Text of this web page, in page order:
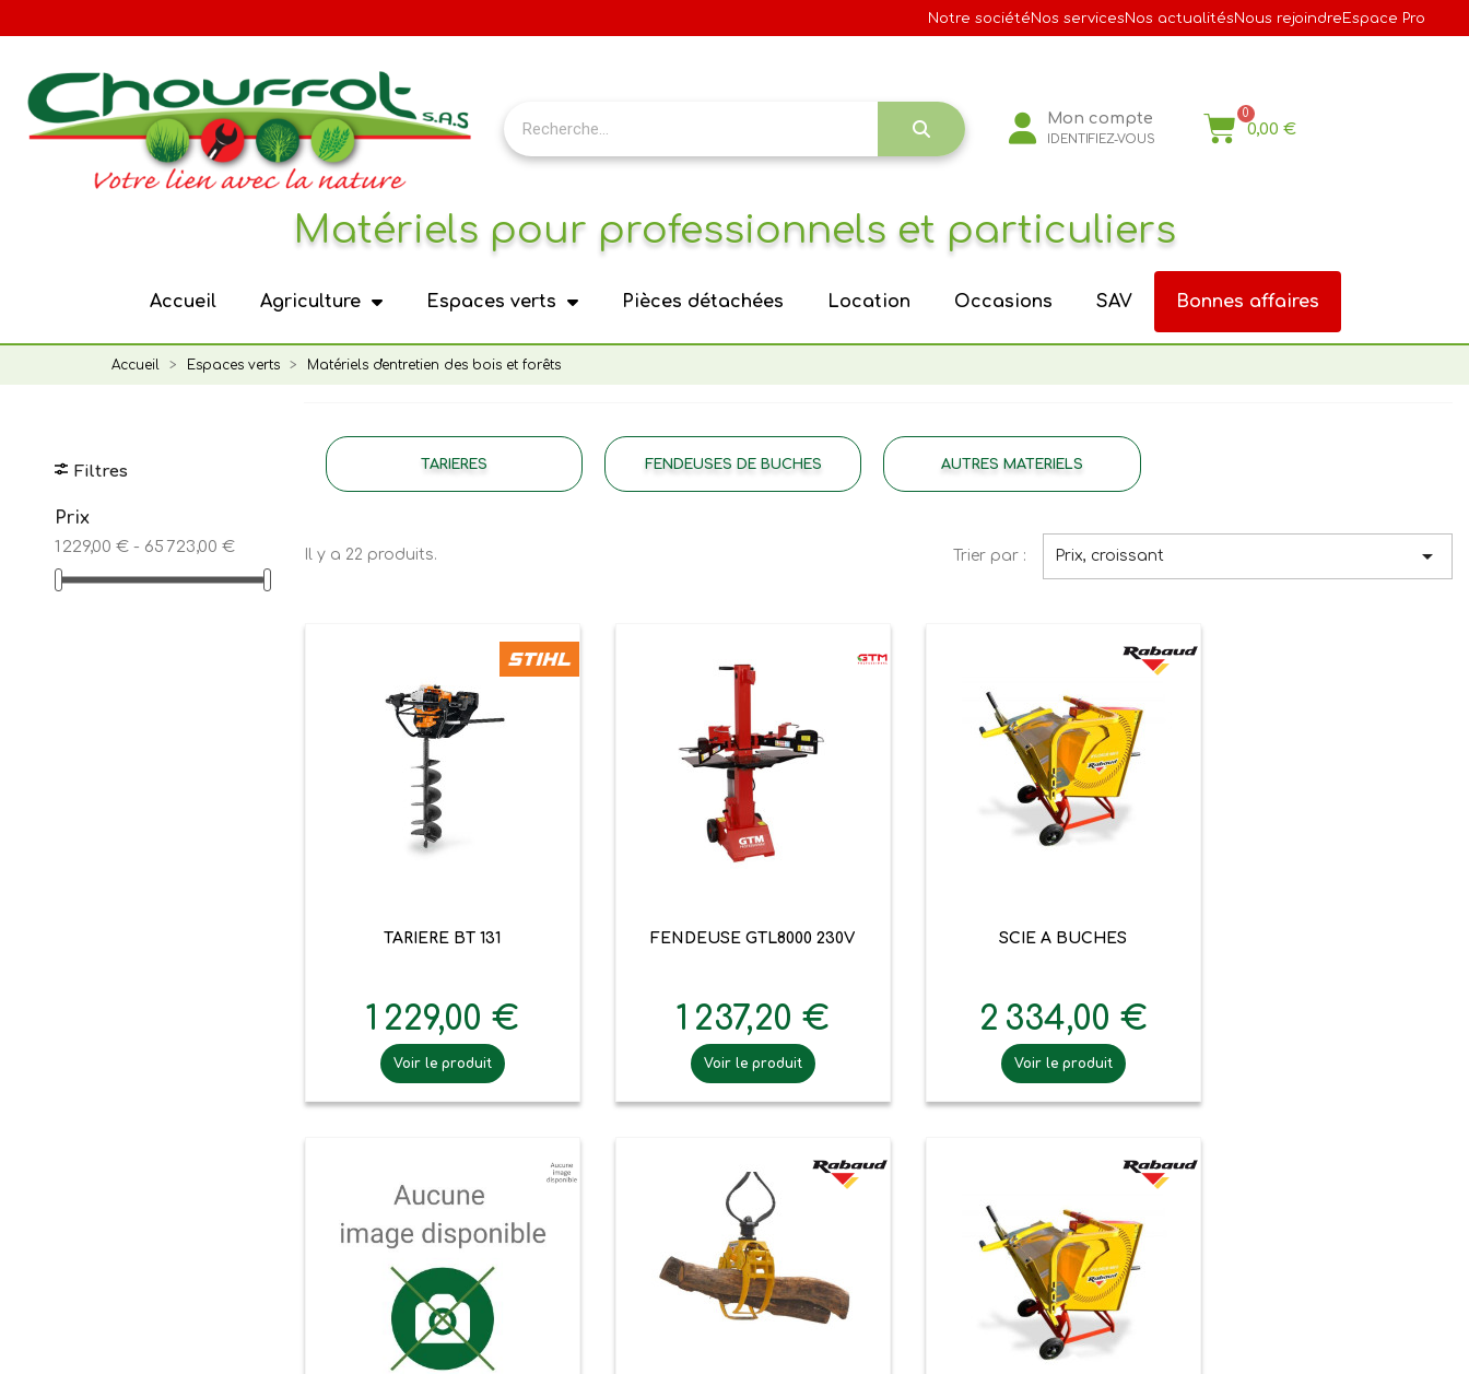
Notre sociétéNos servicesNos actualitésNous rejoindre Espace Pro
Mon compte
IDENTIFIEZ-VOUS
0,00 €
Matériels pour professionnels et particuliers
Accueil Agriculture Espaces verts Pièces détachées Location Occasions SAV Bonnes affaires
Accueil Espaces verts Matériels d'entretien des bois et forêts
Filtres
Prix
1 229,00 € - 65 723,00 €
TARIERES FENDEUSES DE BUCHES AUTRES MATERIELS
Il y a 22 produits. Trier par : Prix, croissant 
TARIERE BT 131
1 229,00 €
Voir le produit
FENDEUSE GTL8000 230V
1 237,20 €
Voir le produit
SCIE A BUCHES
2 334,00 €
Voir le produit